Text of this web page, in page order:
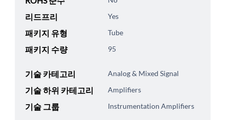
리드프리 Yes
패키지 유형 Tube
패키지 수량 95
기술 카테고리 Analog & Mixed Signal
기술 하위 카테고리 Amplifiers
기술 그룹 Instrumentation Amplifiers